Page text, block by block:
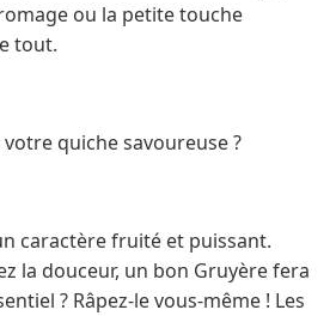
ou la petite touche
tout.
quiche savoureuse ?
caractère fruité et puissant.
la douceur, un bon Gruyère fera
? Râpez-le vous-même ! Les